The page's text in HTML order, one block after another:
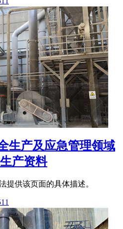
生产及应急管理领域
产资料
提供该页面的具体描述。